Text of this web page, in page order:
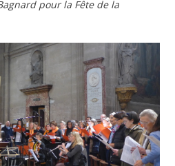
pour la Fête de la